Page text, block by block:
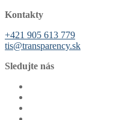
Kontakty
+421 905 613 779
tis@transparency.sk
Sledujte nás